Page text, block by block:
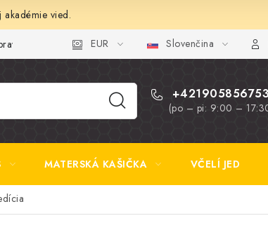
vied.
a platba Najčastejšie otázky FAQ Fotogaléria
EUR Slovenčina
+421905856753
(po – pi: 9:00 –
MATERSKÁ KAŠIČKA VČELÍ JED